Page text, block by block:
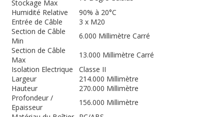
Stockage Max
Humidité Relative
90% à 20°C
Entrée de Câble
3 x M20
Section de Câble
Min
6.000 Millimètre Carré
Section de Câble
Max
13.000 Millimètre Carré
Isolation Electrique
Classe II
Largeur
214.000 Millimètre
Hauteur
270.000 Millimètre
Profondeur /
Epaisseur
156.000 Millimètre